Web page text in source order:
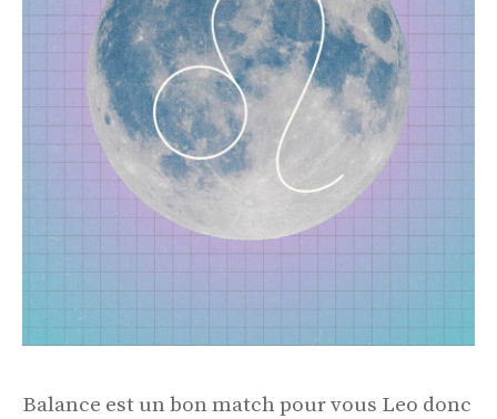
Balance est un bon match pour vous Leo donc